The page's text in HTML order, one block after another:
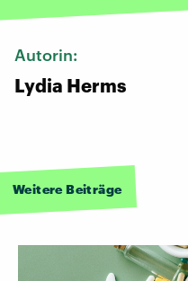
Autorin:
Lydia Herms
Weitere Beiträge